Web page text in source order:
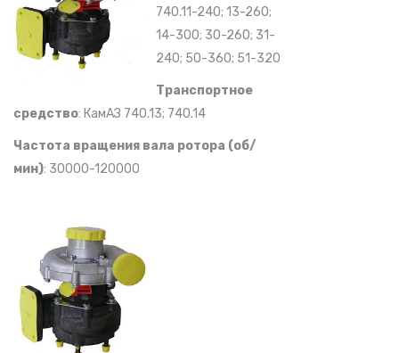
740.11-240; 13-260;
14-300; 30-260; 31-
240; 50-360; 51-320
Транспортное
средство: КамАЗ 740.13; 740.14
Частота вращения вала ротора (об/
мин): 30000-120000